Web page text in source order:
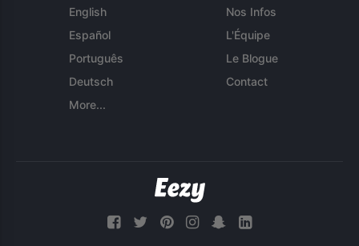
English
Español
Português
Deutsch
More...
Nos Infos
L'Équipe
Le Blogue
Contact